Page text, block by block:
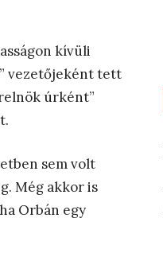
kívüli
vezetőjeként tett
úrként”
sem volt
Még akkor is
Orbán egy